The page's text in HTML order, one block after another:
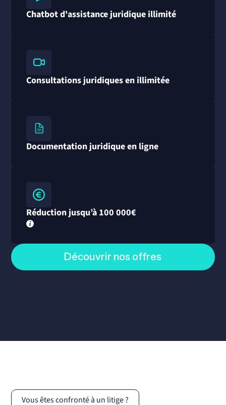
Chatbot d'assistance juridique illimité
Consultations juridiques en illimitée
Documentation juridique en ligne
Réduction jusqu’à 100 000€
Découvrir nos offres
Vous êtes confronté à un litige ?